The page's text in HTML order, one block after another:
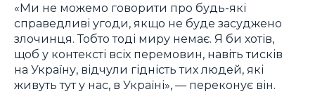
«Ми не можемо говорити про будь-які
справедливі угоди, якщо не буде засуджено
злочинця. Тобто тоді миру немає. Я би хотів,
щоб у контексті всіх перемовин, навіть тисків
на Україну, відчули гідність тих людей, які
живуть тут у нас, в Україні», — переконує він.